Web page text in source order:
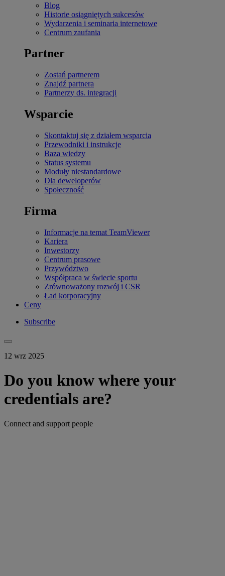
Blog
Historie osiągniętych sukcesów
Wydarzenia i seminaria internetowe
Centrum zaufania
Partner
Zostań partnerem
Znajdź partnera
Partnerzy ds. integracji
Wsparcie
Skontaktuj się z działem wsparcia
Przewodniki i instrukcje
Baza wiedzy
Status systemu
Moduły niestandardowe
Dla deweloperów
Społeczność
Firma
Informacje na temat TeamViewer
Kariera
Inwestorzy
Centrum prasowe
Przywództwo
Współpraca w świecie sportu
Zrównoważony rozwój i CSR
Ład korporacyjny
Ceny
Subscribe
12 wrz 2025
Do you know where your
credentials are?
Connect and support people